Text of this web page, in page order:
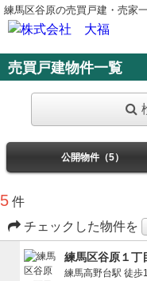
練馬区谷原の売買戸建・売家
売買戸建物件一覧
公開物件（5）
5 件
チェックした物件を
練馬区谷原１丁
練馬高野台駅 徒歩